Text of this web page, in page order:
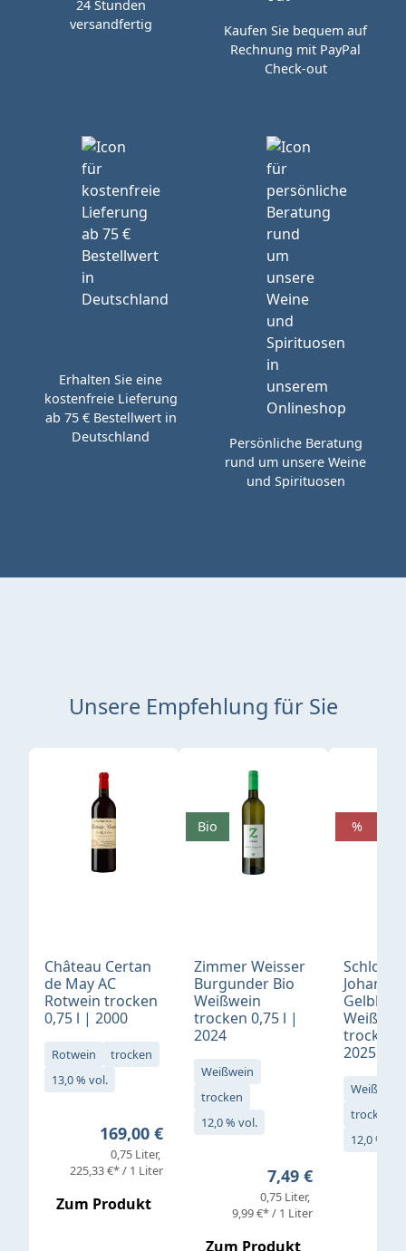
24 Stunden
versandfertig
Kaufen Sie bequem auf
Rechnung mit PayPal
Check-out
Erhalten Sie eine
kostenfreie Lieferung
ab 75 € Bestellwert in
Deutschland
Persönliche Beratung
rund um unsere Weine
und Spirituosen
Unsere Empfehlung für Sie
Produktgalerie überspringen
Château Certan
de May AC
Rotwein trocken
0,75 l | 2000
Rotwein
trocken
13,0 % vol.
Regulärer Preis:
169,00 €
0,75 Liter
225,33 €* / 1 Liter
Zum Produkt
Zimmer Weisser
Burgunder Bio
Weißwein
trocken 0,75 l |
2024
Weißwein
trocken
12,0 % vol.
Regulärer Preis:
7,49 €
0,75 Liter
9,99 €* / 1 Liter
Zum Produkt
Bio
Schloß
Gelblack
trocken
2025
Weißwein
trocken
12,0 % vol.
%